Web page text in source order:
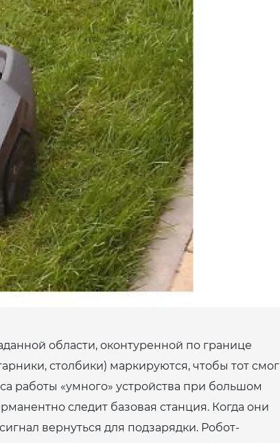
области, оконтуренной по границе
столбики) маркируются, чтобы тот смог
работы «умного» устройства при большом
следит базовая станция. Когда они
вернуться для подзарядки. Робот-